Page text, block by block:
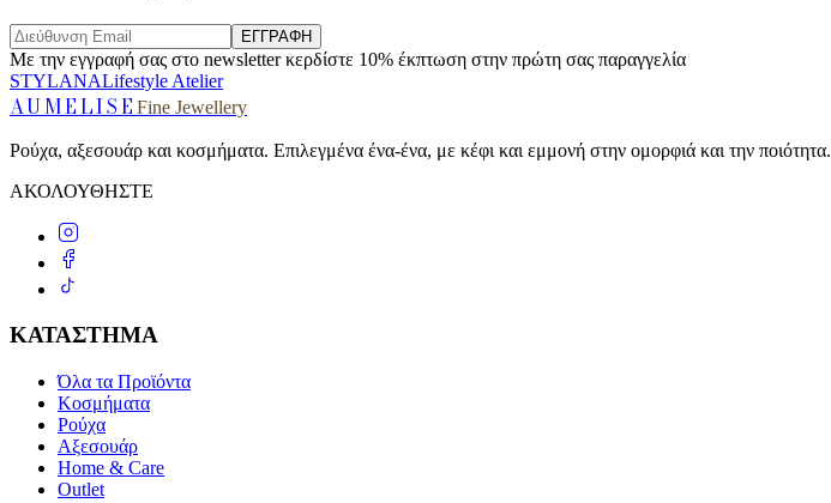
ΕΓΓΡΑΦΗ
Με την εγγραφή σας στο newsletter κερδίστε 10% έκπτωση στην πρώτη σας παραγγελία
STYLANALifestyle Atelier
AUMELISEFine Jewellery
Ρούχα, αξεσουάρ και κοσμήματα. Επιλεγμένα ένα-ένα, με κέφι και εμμονή στην ομορφιά και την ποιότητα.
ΑΚΟΛΟΥΘΗΣΤΕ
ΚΑΤΑΣΤΗΜΑ
Όλα τα Προϊόντα
Κοσμήματα
Ρούχα
Αξεσουάρ
Home & Care
Outlet